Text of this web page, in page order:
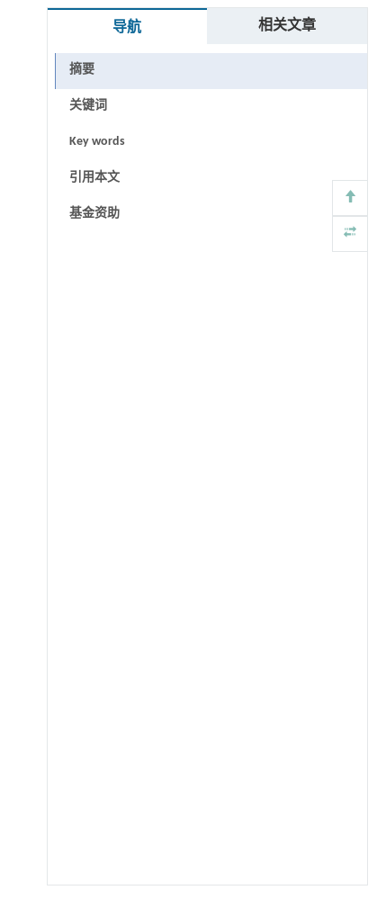
导航 相关文章
摘要
关键词
Key words
引用本文
基金资助